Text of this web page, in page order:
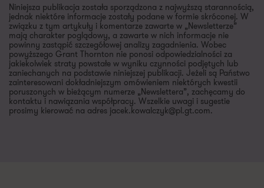
Niniejsza publikacja została sporządzona z najwyższą starannością,
jednak niektóre informacje zostały podane w formie skróconej. W
związku z tym artykuły i komentarze zawarte w „Newsletterze”
mają charakter poglądowy, a zawarte w nich informacje nie
powinny zastąpić szczegółowej analizy zagadnienia. Wobec
powyższego Grant Thornton nie ponosi odpowiedzialności za
jakiekolwiek straty powstałe w wyniku czynności podjętych lub
zaniechanych na podstawie niniejszej publikacji. Jeżeli są Państwo
zainteresowani dokładniejszym omówieniem niektórych kwestii
poruszonych w bieżącym numerze „Newslettera”, zachęcamy do
kontaktu i nawiązania współpracy. Wszelkie uwagi i sugestie
prosimy kierować na adres jacek.kowalczyk@pl.gt.com.